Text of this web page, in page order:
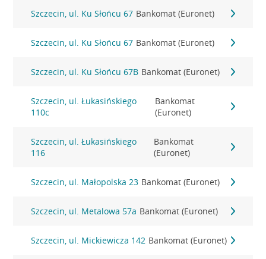
Szczecin, ul. Ku Słońcu 67 Bankomat (Euronet)
Szczecin, ul. Ku Słońcu 67 Bankomat (Euronet)
Szczecin, ul. Ku Słońcu 67B Bankomat (Euronet)
Szczecin, ul. Łukasińskiego
110c
Bankomat
(Euronet)
Szczecin, ul. Łukasińskiego
116
Bankomat
(Euronet)
Szczecin, ul. Małopolska 23 Bankomat (Euronet)
Szczecin, ul. Metalowa 57a Bankomat (Euronet)
Szczecin, ul. Mickiewicza 142 Bankomat (Euronet)